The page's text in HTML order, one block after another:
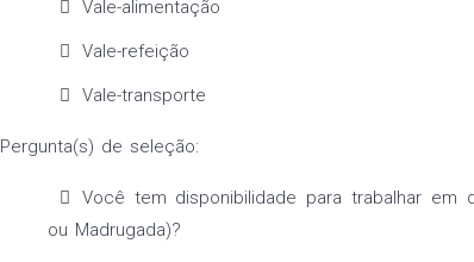
Vale-alimentação
Vale-refeição
Vale-transporte
Pergunta(s) de seleção:
Você tem disponibilidade para trabalhar em
ou Madrugada)?